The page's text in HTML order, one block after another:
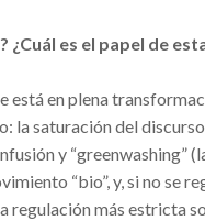
¿Cuál es el papel de
en plena
la saturación del
y “greenwashing”
“bio”, y, si no se
regulación más estricta